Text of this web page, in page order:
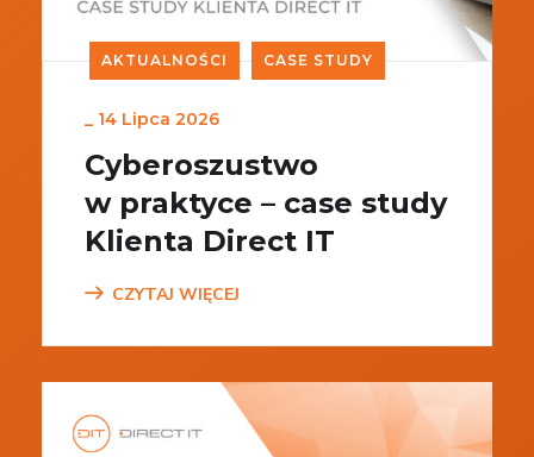
AKTUALNOŚCI CASE STUDY
_ 14 Lipca 2026
Cyberoszustwo
w praktyce – case study
Klienta Direct IT
CZYTAJ WIĘCEJ